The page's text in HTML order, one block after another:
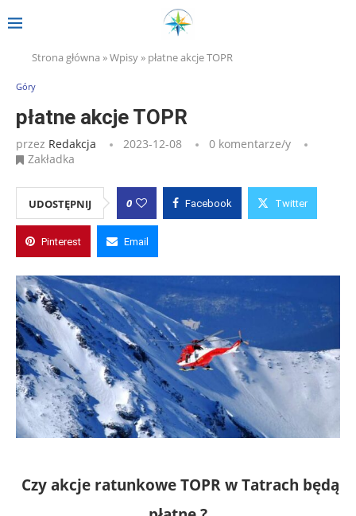
Strona główna »Wpisy» płatne akcje TOPR
Góry
płatne akcje TOPR
przez Redakcja 2023-12-08
0 komentarze/y
Zakładka
UDOSTĘPNIJ 0 Facebook Twitter
Pinterest Email
Czy akcje ratunkowe TOPR w Tatrach będą